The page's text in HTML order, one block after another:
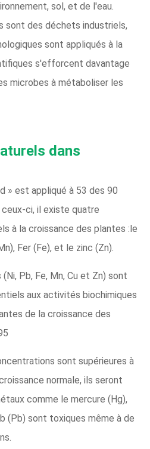
sol, et de l'eau.
sont des déchets industriels,
sont appliqués à la
s'efforcent davantage
microbes à métaboliser les
dans
» est appliqué à 53 des 90
ci, il existe quatre
à la croissance des plantes :le
Fer (Fe), et le zinc (Zn).
Pb, Fe, Mn, Cu et Zn) sont
aux activités biochimiques
de la croissance des
sont supérieures à
normale, ils seront
comme le mercure (Hg),
(Pb) sont toxiques même à de